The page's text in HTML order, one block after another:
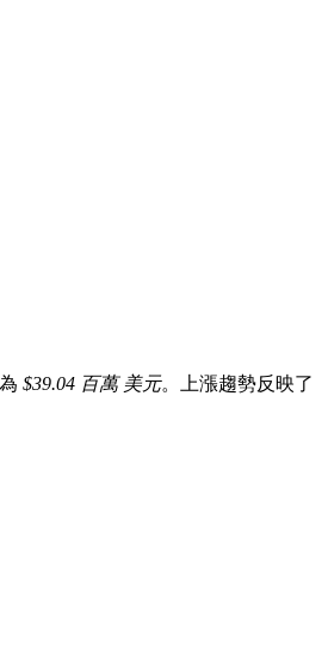
$39.04 百萬 美元。上漲趨勢反映了